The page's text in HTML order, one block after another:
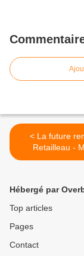
< La future rencontre
Retailleau -
Hébergé par
Top articles
Pages
Contact